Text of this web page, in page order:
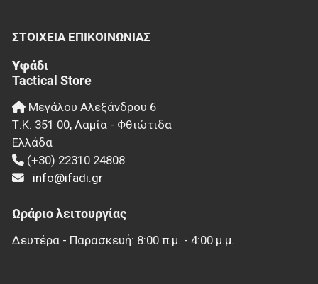
ΣΤΟΙΧΕΊΑ EΠΙΚΟΙΝΩΝΊΑΣ
Υφάδι
Tactical Store
Μεγάλου Αλεξάνδρου 6
Τ.Κ. 351 00, Λαμία - Φθιώτιδα
Ελλάδα
(+30) 22310 24808
info@ifadi.gr
Ωράριο λειτουργίας
Δευτέρα - Παρασκευή: 8:00 π.μ. - 4:00 μ.μ.